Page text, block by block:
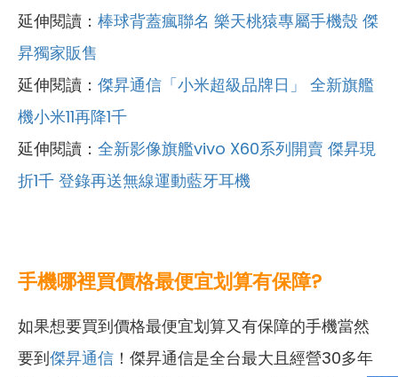
延伸閱讀： 棒球背蓋瘋聯名 樂天桃猿專屬手機殼 傑
昇獨家販售
延伸閱讀： 傑昇通信「小米超級品牌日」 全新旗艦
機小米11再降1千
延伸閱讀： 全新影像旗艦vivo X60系列開賣 傑昇現
折1千 登錄再送無線運動藍牙耳機
手機哪裡買價格最便宜划算有保障?
如果想要買到價格最便宜划算又有保障的手機當然
要到傑昇通信 ！傑昇通信是全台最大且經營30多年